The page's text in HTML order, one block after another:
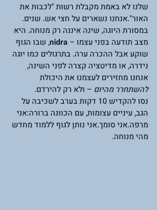
שלנו לא באמת מקבלת רשות "לכבות את
האור".אנחנו נשארים על חצי אש. שנים.
במסורת היוגה, שינה איננה רק מנוחה. היא
מצב תודעה בפני עצמו – nidra, שבו הגוף
שוקע אבל ההכרה ערה. בתרגולים כמו יוגה
נידרה, או מדיטציה קצרה לפני השינה,
אנחנו מחזירים לעצמנו את היכולת
להשתחרר מהיום – ולא רק להירדם.
נסו להקדיש 10 דקות בערב לשכיבה על
הגב, עיניים עצומות, עם הכוונה ברורה:אני
מרפה.אני סומך.אני נותן לגוף ללמוד מחדש
מהי מנוחה.